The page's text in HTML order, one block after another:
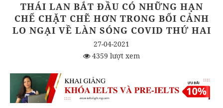
THÁI LAN BẮT ĐẦU CÓ NHỮNG HẠN
CHẾ CHẶT CHẼ HƠN TRONG BỐI CẢNH
LO NGẠI VỀ LÀN SÓNG COVID THỨ HAI
27-04-2021
4359 lượt xem